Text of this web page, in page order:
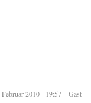
Februar 2010 - 19:57 – Gast